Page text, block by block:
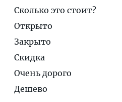
Сколько это стоит?
Открыто
Закрыто
Скидка
Очень дорого
Дешево